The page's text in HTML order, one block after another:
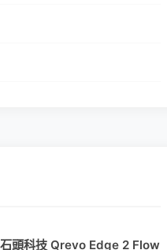
頭科技 Qrevo Edge 2 Flow